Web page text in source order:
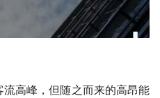
高峰，但随之而来的高昂能